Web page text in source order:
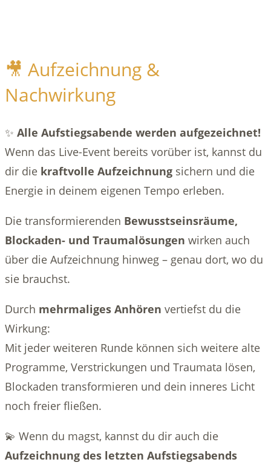
🎥 Aufzeichnung &
Nachwirkung
✨ Alle Aufstiegsabende werden aufgezeichnet!
Wenn das Live-Event bereits vorüber ist, kannst du
dir die kraftvolle Aufzeichnung sichern und die
Energie in deinem eigenen Tempo erleben.
Die transformierenden Bewusstseinsräume,
Blockaden- und Traumalösungen wirken auch
über die Aufzeichnung hinweg – genau dort, wo du
sie brauchst.
Durch mehrmaliges Anhören vertiefst du die
Wirkung:
Mit jeder weiteren Runde können sich weitere alte
Programme, Verstrickungen und Traumata lösen,
Blockaden transformieren und dein inneres Licht
noch freier fließen.
💫 Wenn du magst, kannst du dir auch die
Aufzeichnung des letzten Aufstiegsabends